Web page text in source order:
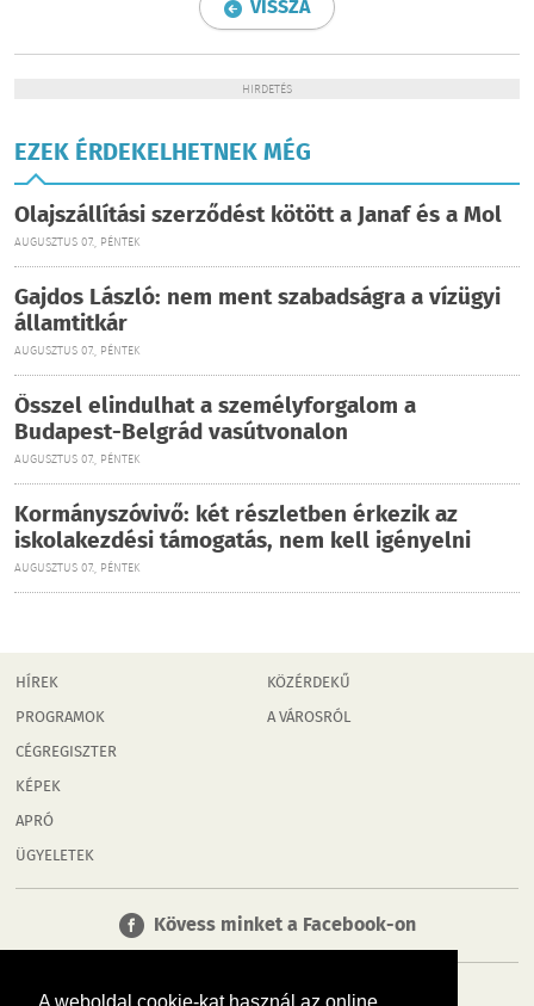
VISSZA
HIRDETÉS
EZEK ÉRDEKELHETNEK MÉG
Olajszállítási szerződést kötött a Janaf és a Mol
AUGUSZTUS 07., PÉNTEK
Gajdos László: nem ment szabadságra a vízügyi
államtitkár
AUGUSZTUS 07., PÉNTEK
Ősszel elindulhat a személyforgalom a
Budapest-Belgrád vasútvonalon
AUGUSZTUS 07., PÉNTEK
Kormányszóvivő: két részletben érkezik az
iskolakezdési támogatás, nem kell igényelni
AUGUSZTUS 07., PÉNTEK
HÍREK
PROGRAMOK
CÉGREGISZTER
KÉPEK
APRÓ
ÜGYELETEK
KÖZÉRDEKŰ
A VÁROSRÓL
Kövess minket a Facebook-on